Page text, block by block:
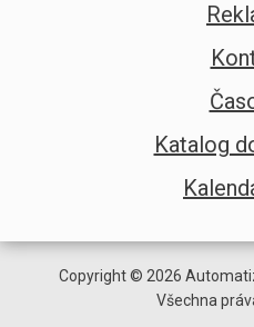
Katalog
Copyright © 2026
Všechna